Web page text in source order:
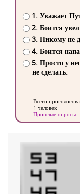
1. Уважает
2. Боится
3. Никому не
4. Боится
5. Просто у
не сделать.
Всего
1 человек
Прошлые опросы